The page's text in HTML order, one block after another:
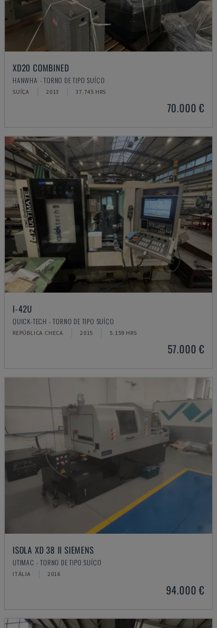
XD20 COMBINED
HANWHA - TORNO DE TIPO SUÍÇO
SUÍÇA 2013 37.745 HRS
70.000 €
I-42U
QUICK-TECH - TORNO DE TIPO SUÍÇO
REPÚBLICA CHECA 2015 5.159 HRS
57.000 €
ISOLA XD 38 II SIEMENS
UTIMAC - TORNO DE TIPO SUÍÇO
ITÁLIA 2016
94.000 €